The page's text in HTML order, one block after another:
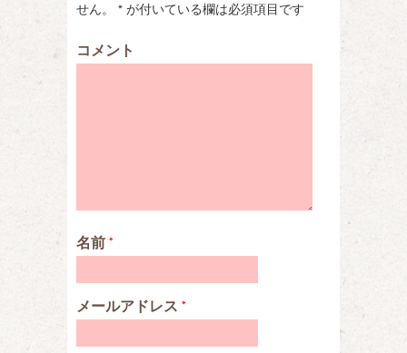
せん。
* が付いている欄は必須項目です
コメント
名前 *
メールアドレス *